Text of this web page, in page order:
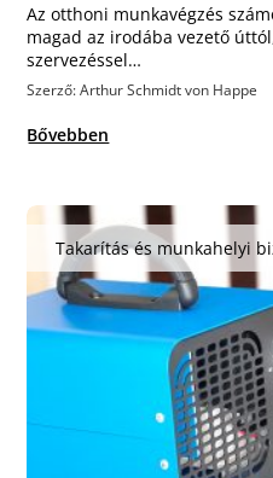
Az otthoni munkavégzés
magad az irodába vezető
szervezéssel…
Szerző: Arthur Schmidt von Happe
Bővebben
Takarítás és munkahelyi